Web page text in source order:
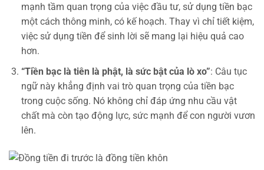
mạnh tầm quan trọng của việc đầu tư, sử dụng tiền bạc
một cách thông minh, có kế hoạch. Thay vì chỉ tiết kiệm,
việc sử dụng tiền để sinh lời sẽ mang lại hiệu quả cao
hơn.
“Tiền bạc là tiên là phật, là sức bật của lò xo”: Câu tục
ngữ này khẳng định vai trò quan trọng của tiền bạc
trong cuộc sống. Nó không chỉ đáp ứng nhu cầu vật
chất mà còn tạo động lực, sức mạnh để con người vươn
lên.